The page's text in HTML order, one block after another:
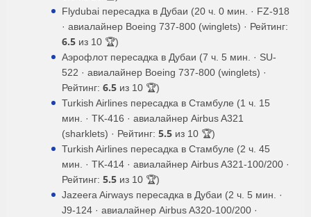
Flydubai пересадка в Дубаи (20 ч. 0 мин. · FZ-918
· авиалайнер Boeing 737-800 (winglets) · Рейтинг:
6.5 из 10 🏆)
Аэрофлот пересадка в Дубаи (7 ч. 5 мин. · SU-
522 · авиалайнер Boeing 737-800 (winglets) ·
Рейтинг: 6.5 из 10 🏆)
Turkish Airlines пересадка в Стамбуле (1 ч. 15
мин. · TK-416 · авиалайнер Airbus A321
(sharklets) · Рейтинг: 5.5 из 10 🏆)
Turkish Airlines пересадка в Стамбуле (2 ч. 45
мин. · TK-414 · авиалайнер Airbus A321-100/200 ·
Рейтинг: 5.5 из 10 🏆)
Jazeera Airways пересадка в Дубаи (2 ч. 5 мин. ·
J9-124 · авиалайнер Airbus A320-100/200 ·